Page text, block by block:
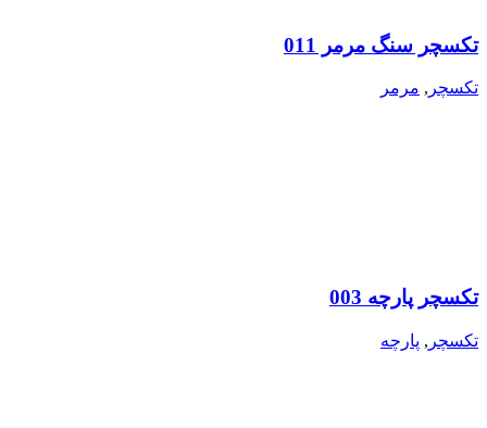
تکسچر سنگ مرمر 011
تکسچر , مرمر
تکسچر پارچه 003
تکسچر , پارچه